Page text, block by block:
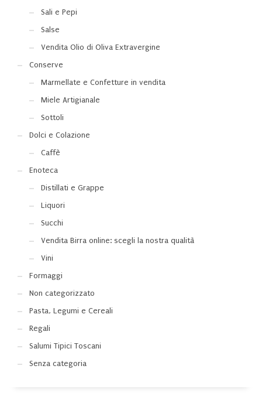
Sali e Pepi
Salse
Vendita Olio di Oliva Extravergine
Conserve
Marmellate e Confetture in vendita
Miele Artigianale
Sottoli
Dolci e Colazione
Caffè
Enoteca
Distillati e Grappe
Liquori
Succhi
Vendita Birra online: scegli la nostra qualità
Vini
Formaggi
Non categorizzato
Pasta, Legumi e Cereali
Regali
Salumi Tipici Toscani
Senza categoria